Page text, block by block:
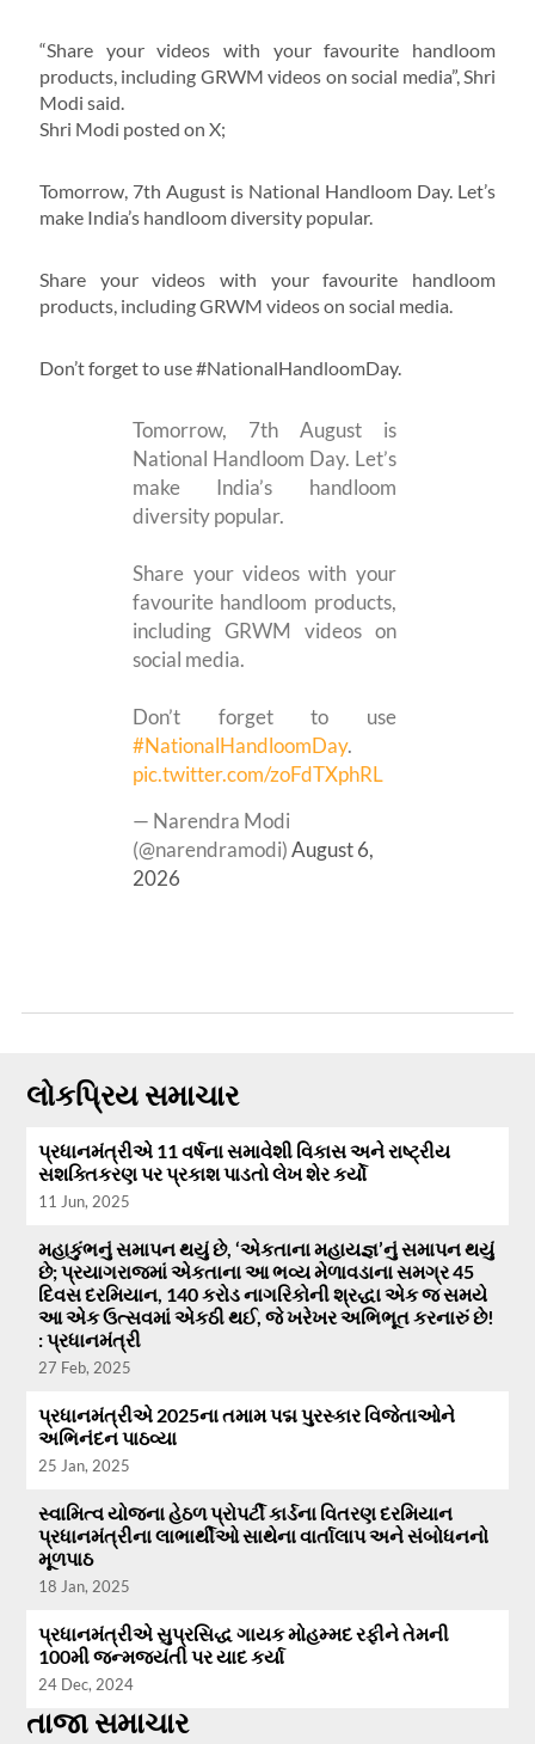
“Share your videos with your favourite handloom
products, including GRWM videos on social media”, Shri
Modi said.
Shri Modi posted on X;
Tomorrow, 7th August is National Handloom Day. Let’s
make India’s handloom diversity popular.
Share your videos with your favourite handloom
products, including GRWM videos on social media.
Don’t forget to use #NationalHandloomDay.
Tomorrow, 7th August is
National Handloom Day. Let’s
make India’s handloom
diversity popular.
Share your videos with your
favourite handloom products,
including GRWM videos on
social media.
Don’t forget to use
#NationalHandloomDay.
pic.twitter.com/zoFdTXphRL
— Narendra Modi
(@narendramodi)August 6,
2026
લોકપ્રિય સમાચાર
પ્રધાનમંત્રીએ 11 વર્ષના સમાવેશી વિકાસ અને રાષ્ટ્રીય
સશક્તિકરણ પર પ્રકાશ પાડતો લેખ શેર કર્યો
11 Jun, 2025
મહાકુંભનું સમાપન થયું છે, ‘એકતાના મહાયજ્ઞ’નું સમાપન થયું
છે; પ્રયાગરાજમાં એકતાના આ ભવ્ય મેળાવડાના સમગ્ર 45
દિવસ દરમિયાન, 140 કરોડ નાગરિકોની શ્રદ્ધા એક જ સમયે
આ એક ઉત્સવમાં એકઠી થઈ, જે ખરેખર અભિભૂત કરનારું છે!
: પ્રધાનમંત્રી
27 Feb, 2025
પ્રધાનમંત્રીએ 2025ના તમામ પદ્મ પુરસ્કાર વિજેતાઓને
અભિનંદન પાઠવ્યા
25 Jan, 2025
સ્વામિત્વ યોજના હેઠળ પ્રોપર્ટી કાર્ડના વિતરણ દરમિયાન
પ્રધાનમંત્રીના લાભાર્થીઓ સાથેના વાર્તાલાપ અને સંબોધનનો
મૂળપાઠ
18 Jan, 2025
પ્રધાનમંત્રીએ સુપ્રસિદ્ધ ગાયક મોહમ્મદ રફીને તેમની
100મી જન્મજયંતી પર યાદ કર્યા
24 Dec, 2024
તાજા સમાચાર